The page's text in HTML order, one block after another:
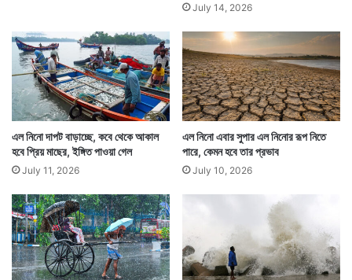
বর্ষার প্রবেশ আগুনে গরমে রাশ টানতে পারে। তবে এখনও দিল্লি
July 14, 2026
এল নিনো দাপট বাড়াচ্ছে, কবে থেকে আকাল
হবে প্রিয় মাছের, ইঙ্গিত পাওয়া গেল
July 11, 2026
এল নিনো এবার সুপার এল নিনোর রূপ নিতে
পারে, কেমন হবে তার প্রভাব
July 10, 2026